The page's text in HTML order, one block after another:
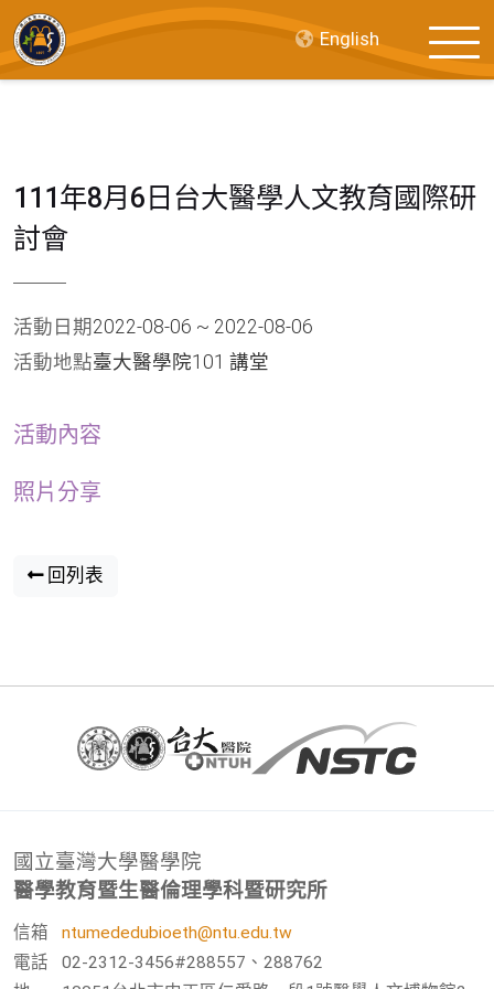
English
111年8月6日台大醫學人文教育國際研
討會
活動日期 2022-08-06 ~ 2022-08-06
活動地點臺大醫學院101 講堂
活動內容
照片分享
回列表
國立臺灣大學醫學院
醫學教育暨生醫倫理學科暨研究所
信箱
ntumededubioeth@ntu.edu.tw
電話
02-2312-3456#288557、288762